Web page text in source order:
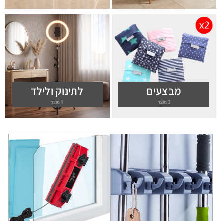
מבצעים
3 מוצר
לתינוק ולילד
1 מוצר
למוצר
זה
יש
מספר
סוגים.
ניתן
לבחור
את